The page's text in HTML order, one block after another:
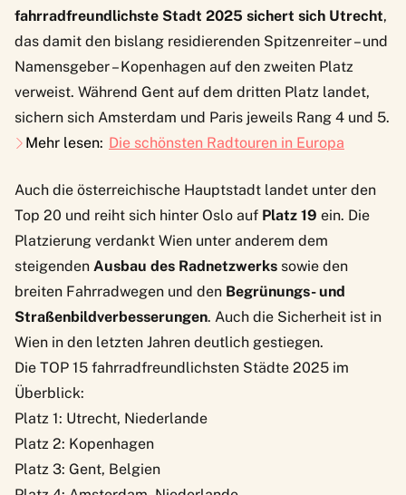
fahrradfreundlichste Stadt 2025 sichert sich Utrecht,
das damit den bislang residierenden Spitzenreiter – und
Namensgeber – Kopenhagen auf den zweiten Platz
verweist. Während Gent auf dem dritten Platz landet,
sichern sich Amsterdam und Paris jeweils Rang 4 und 5.
Mehr lesen: Die schönsten Radtouren in Europa
Auch die österreichische Hauptstadt landet unter den
Top 20 und reiht sich hinter Oslo auf Platz 19 ein. Die
Platzierung verdankt Wien unter anderem dem
steigenden Ausbau des Radnetzwerks sowie den
breiten Fahrradwegen und den Begrünungs- und
Straßenbildverbesserungen. Auch die Sicherheit ist in
Wien in den letzten Jahren deutlich gestiegen.
Die TOP 15 fahrradfreundlichsten Städte 2025 im
Überblick:
Platz 1: Utrecht, Niederlande
Platz 2: Kopenhagen
Platz 3: Gent, Belgien